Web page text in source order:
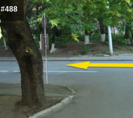
#488